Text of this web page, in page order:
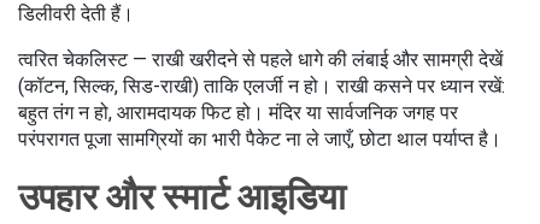
डिलीवरी देती हैं।
त्वरित चेकलिस्ट — राखी खरीदने से पहले धागे की लंबाई और सामग्री देखें
(कॉटन, सिल्क, सिड-राखी) ताकि एलर्जी न हो। राखी कसने पर ध्यान रखें:
बहुत तंग न हो, आरामदायक फिट हो। मंदिर या सार्वजनिक जगह पर
परंपरागत पूजा सामग्रियों का भारी पैकेट ना ले जाएँ, छोटा थाल पर्याप्त है।
उपहार और स्मार्ट आइडिया